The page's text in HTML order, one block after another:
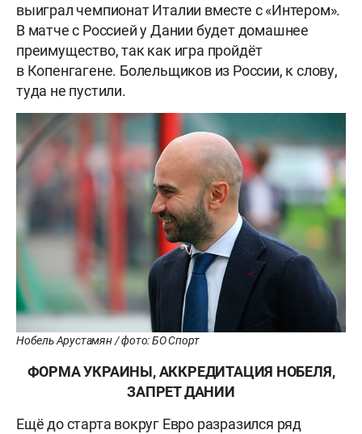
выиграл чемпионат Италии вместе с «Интером».
В матче с Россией у Дании будет домашнее
преимущество, так как игра пройдёт
в Копенгагене. Болельщиков из России, к слову,
туда не пустили.
Нобель Арустамян / фото: БО Спорт
ФОРМА УКРАИНЫ, АККРЕДИТАЦИЯ НОБЕЛЯ,
ЗАПРЕТ ДАНИИ
Ещё до старта вокруг Евро разразился ряд